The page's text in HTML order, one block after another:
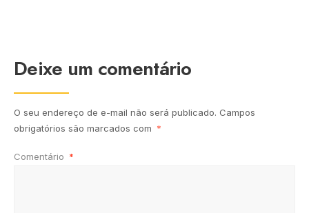
Deixe um comentário
O seu endereço de e-mail não será publicado. Campos
obrigatórios são marcados com *
Comentário *